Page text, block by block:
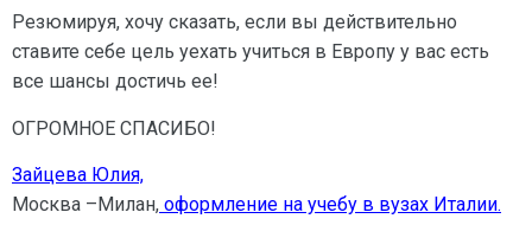
Резюмируя, хочу сказать, если вы действительно
ставите себе цель уехать учиться в Европу у вас есть
все шансы достичь ее!
ОГРОМНОЕ СПАСИБО!
Зайцева Юлия,
Москва –Милан, оформление на учебу в вузах Италии.